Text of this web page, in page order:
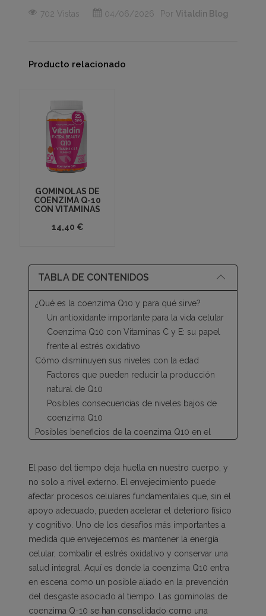
702 Vistas 04/06/2026 Por Vitaldin Blog
Producto relacionado
GOMINOLAS DE
COENZIMA Q-10
CON VITAMINAS
14,40 €
TABLA DE CONTENIDOS
¿Qué es la coenzima Q10 y para qué sirve?
Un antioxidante importante para la vida celular
Coenzima Q10 con Vitaminas C y E: su papel
frente al estrés oxidativo
Cómo disminuyen sus niveles con la edad
Factores que pueden reducir la producción
natural de Q10
Posibles consecuencias de niveles bajos de
coenzima Q10
Posibles beneficios de la coenzima Q10 en el
Coenzima Q10 con vitaminas C y E: salud de la
Puede reforzar el sistema inmunológico
Gominolas de coenzima Q-10: una forma práctica
de cuidarse
Por qué elegir gominolas en lugar de cápsulas
Suplementos complementarios para el
envejecimiento saludable
Antioxidantes importantes que potencian la
El paso del tiempo deja huella en nuestro cuerpo, y
no solo a nivel externo. El envejecimiento puede
afectar procesos celulares fundamentales que, sin el
apoyo adecuado, pueden acelerar el deterioro físico
y cognitivo. Uno de los desafíos más importantes a
medida que envejecemos es mantener la energía
celular, combatir el estrés oxidativo y conservar una
salud integral. Aquí es donde la coenzima Q10 entra
en escena como un posible aliado en la prevención
del desgaste asociado al tiempo. Las gominolas de
coenzima Q-10 se han consolidado como una